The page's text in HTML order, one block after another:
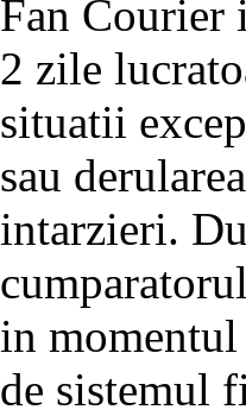
Fan Courier
2 zile
situatii
sau
intarzieri.
in
de sistemul